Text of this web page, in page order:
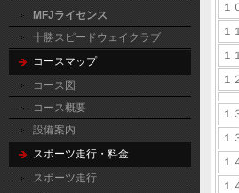
MFJライセンス
十勝スピードウェイクラブ
コースマップ
コース図
コース概要
設備案内
スポーツ走行・料金
スポーツ走行
１
１
１
１
１
１
１
１